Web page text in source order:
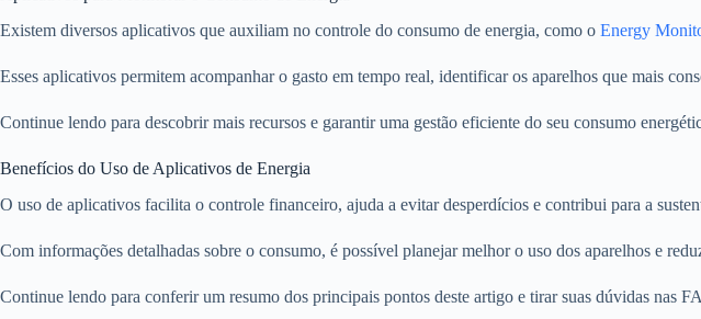
Existem diversos aplicativos que auxiliam no controle do consumo de energia, como o Energy
Esses aplicativos permitem acompanhar o gasto em tempo real, identificar os aparelhos que mais
Continue lendo para descobrir mais recursos e garantir uma gestão eficiente do seu consumo
Benefícios do Uso de Aplicativos de Energia
O uso de aplicativos facilita o controle financeiro, ajuda a evitar desperdícios e contribui para a
Com informações detalhadas sobre o consumo, é possível planejar melhor o uso dos aparelhos e
Continue lendo para conferir um resumo dos principais pontos deste artigo e tirar suas dúvidas nas